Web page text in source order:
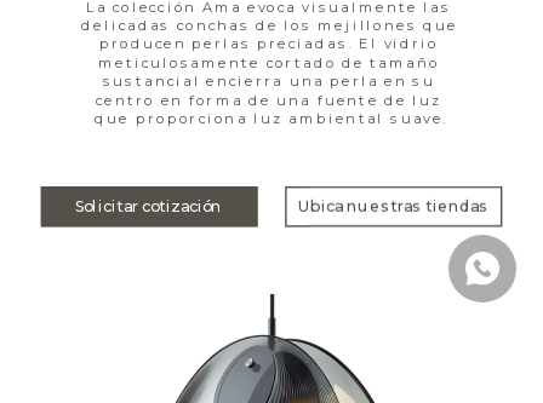
Ubica nuestras tiendas
Solicitar cotización
La colección Ama evoca visualmente las
delicadas conchas de los mejillones que
producen perlas preciadas. El vidrio
meticulosamente cortado de tamaño
sustancial encierra una perla en su
centro en forma de una fuente de luz
que proporciona luz ambiental suave.